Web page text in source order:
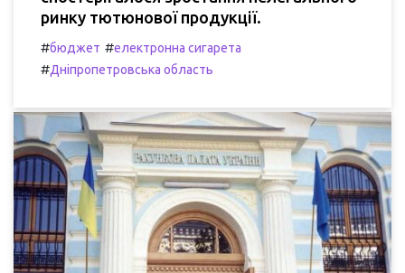
ринку тютюнової продукції.
#бюджет #електронна сигарета
#Дніпропетровська область